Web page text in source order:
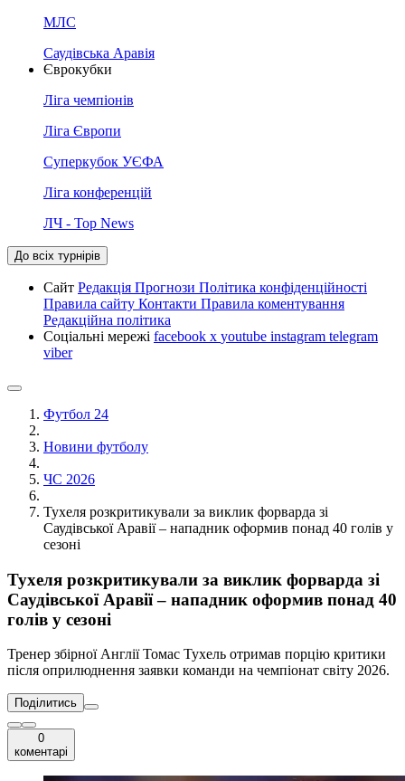
МЛС
Саудівська Аравія
Єврокубки
Ліга чемпіонів
Ліга Європи
Суперкубок УЄФА
Ліга конференцій
ЛЧ - Top News
До всіх турнірів
Сайт Редакція Прогнози Політика конфіденційності
Правила сайту Контакти Правила коментування
Редакційна політика
Соціальні мережі facebook x youtube instagram telegram
viber
Футбол 24
Новини футболу
ЧС 2026
Тухеля розкритикували за виклик форварда зі
Саудівської Аравії – нападник оформив понад 40 голів у
сезоні
Тухеля розкритикували за виклик форварда зі
Саудівської Аравії – нападник оформив понад 40
голів у сезоні
Тренер збірної Англії Томас Тухель отримав порцію критики
після оприлюднення заявки команди на чемпіонат світу 2026.
Поділитись
0
коментарі